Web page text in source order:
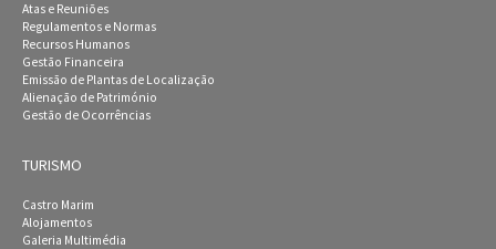
Atas e Reuniões
Regulamentos e Normas
Recursos Humanos
Gestão Financeira
Emissão de Plantas de Localização
Alienação de Património
Gestão de Ocorrências
TURISMO
Castro Marim
Alojamentos
Galeria Multimédia